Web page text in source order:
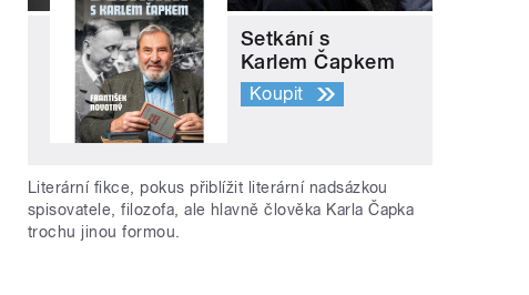
Setkání s
Karlem Čapkem
Koupit
Literární fikce, pokus přiblížit literární nadsázkou
spisovatele, filozofa, ale hlavně člověka Karla Čapka
trochu jinou formou.